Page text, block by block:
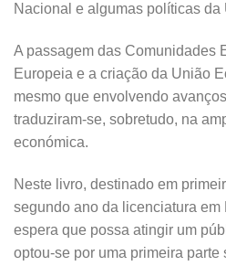
Nacional e algumas políticas da
A passagem das Comunidades
Europeia e a criação da União
mesmo que envolvendo
traduziram-se, sobretudo, na
económica.
Neste livro, destinado em
segundo ano da licenciatura em
espera que possa atingir um
optou-se por uma primeira parte